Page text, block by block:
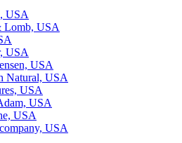
USA
Lomb, USA
USA
USA
Natural, USA
USA
USA
USA
USA